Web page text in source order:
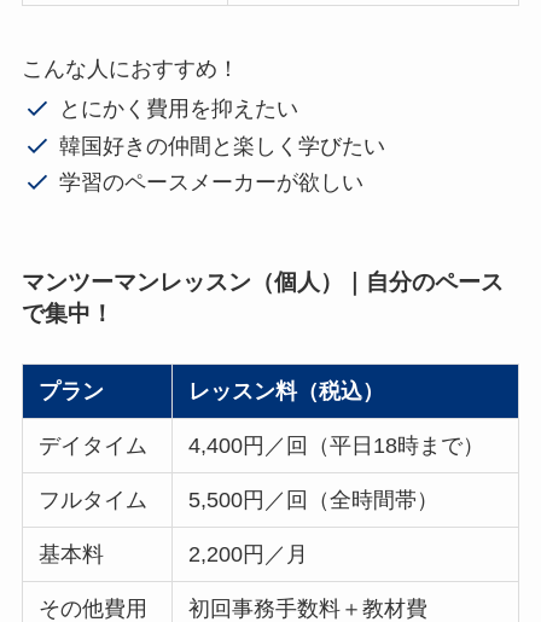
こんな人におすすめ！
とにかく費用を抑えたい
韓国好きの仲間と楽しく学びたい
学習のペースメーカーが欲しい
マンツーマンレッスン（個人）｜自分のペース
で集中！
プラン レッスン料（税込）
デイタイム 4,400円／回（平日18時まで）
フルタイム 5,500円／回（全時間帯）
基本料 2,200円／月
その他費用 初回事務手数料＋教材費